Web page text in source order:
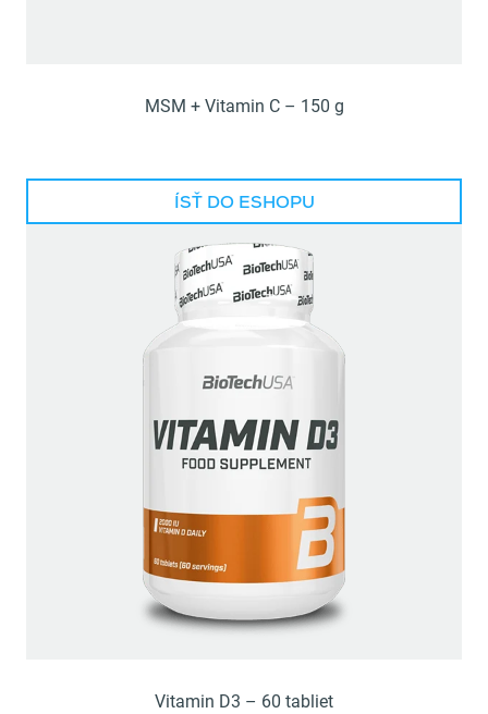
MSM + Vitamin C – 150 g
ÍSŤ DO ESHOPU
Vitamin D3 – 60 tabliet